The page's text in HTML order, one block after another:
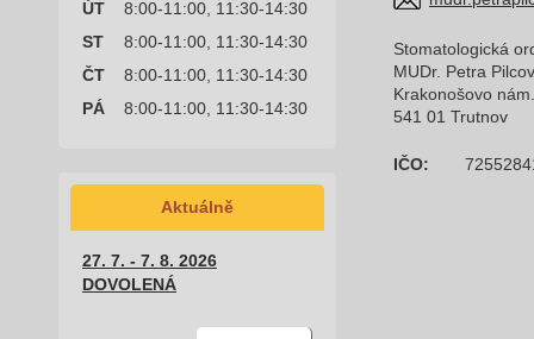
ÚT
8:00-11:00, 11:30-14:30
ST
8:00-11:00, 11:30-14:30
ČT
8:00-11:00, 11:30-14:30
PÁ
8:00-11:00, 11:30-14:30
Aktuálně
27. 7. - 7. 8. 2026
DOVOLENÁ
Stomatologická
MUDr. Petra
Krakonošovo
541 01 Trutnov
IČO: